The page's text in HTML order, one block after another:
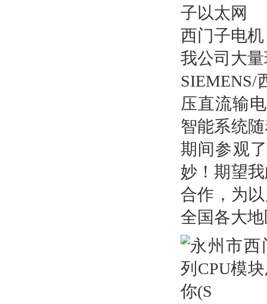
子以太网
西门子电
我公司大
压直流输
智能系统
期间参观
妙！期望
合作，为
全国各大